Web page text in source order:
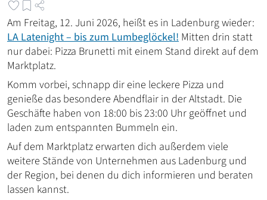
Am Freitag, 12. Juni 2026, heißt es in Ladenburg wieder:
LA Latenight – bis zum Lumbeglöckel! Mitten drin statt
nur dabei: Pizza Brunetti mit einem Stand direkt auf dem
Marktplatz.
Komm vorbei, schnapp dir eine leckere Pizza und
genieße das besondere Abendflair in der Altstadt. Die
Geschäfte haben von 18:00 bis 23:00 Uhr geöffnet und
laden zum entspannten Bummeln ein.
Auf dem Marktplatz erwarten dich außerdem viele
weitere Stände von Unternehmen aus Ladenburg und
der Region, bei denen du dich informieren und beraten
lassen kannst.